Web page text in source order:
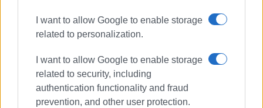
I want to allow Google to enable storage
related to personalization.
I want to allow Google to enable storage
related to security, including
authentication functionality and fraud
prevention, and other user protection.
Ακολουθήστε το enimerosi στο Facebook